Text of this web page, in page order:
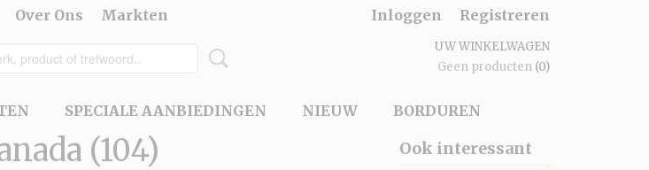
Over Ons Markten Inloggen Registreren
UW WINKELWAGEN
Geen producten (0)
SPECIALE AANBIEDINGEN NIEUW BORDUREN
(104) Ook interessant